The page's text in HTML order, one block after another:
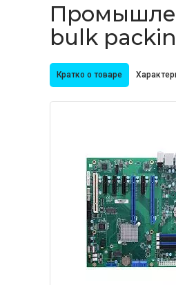
bulk
Кратко о товаре